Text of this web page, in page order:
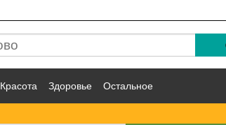
Красота Здоровье Остальное